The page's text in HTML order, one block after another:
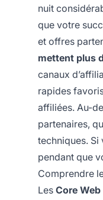
nuit
que votre
et offres
mettent plus
canaux
rapides
affiliées. Au-
partenaires,
techniques. Si
pendant que
Comprendre
Les Core